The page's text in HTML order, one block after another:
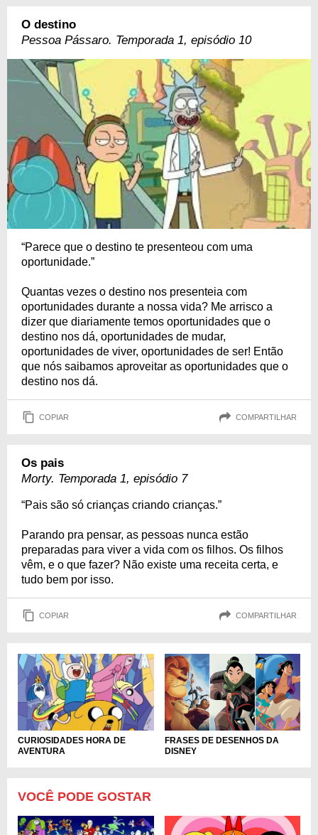
O destino
Pessoa Pássaro. Temporada 1, episódio 10
“Parece que o destino te presenteou com uma
oportunidade.”
Quantas vezes o destino nos presenteia com
oportunidades durante a nossa vida? Me arrisco a
dizer que diariamente temos oportunidades que o
destino nos dá, oportunidades de mudar,
oportunidades de viver, oportunidades de ser! Então
que nós saibamos aproveitar as oportunidades que o
destino nos dá.
COPIAR COMPARTILHAR
Os pais
Morty. Temporada 1, episódio 7
“Pais são só crianças criando crianças.”
Parando pra pensar, as pessoas nunca estão
preparadas para viver a vida com os filhos. Os filhos
vêm, e o que fazer? Não existe uma receita certa, e
tudo bem por isso.
COPIAR COMPARTILHAR
CURIOSIDADES HORA DE
AVENTURA
FRASES DE DESENHOS DA
DISNEY
VOCÊ PODE GOSTAR